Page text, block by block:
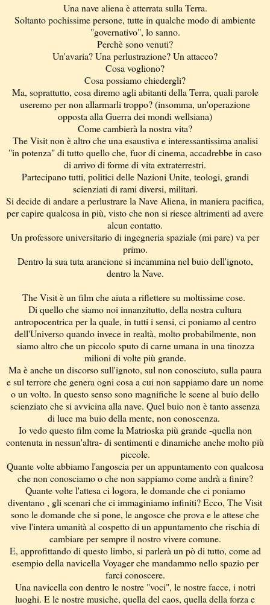
Una nave aliena è atterrata sulla Terra.
Soltanto pochissime persone, tutte in qualche modo di ambiente
"governativo", lo sanno.
Perchè sono venuti?
Un'avaria? Una perlustrazione? Un attacco?
Cosa vogliono?
Cosa possiamo chiedergli?
Ma, soprattutto, cosa diremo agli abitanti della Terra, quali parole
useremo per non allarmarli troppo? (insomma, un'operazione
opposta alla Guerra dei mondi wellsiana)
Come cambierà la nostra vita?
The Visit non è altro che una esaustiva e interessantissima analisi
"in potenza" di tutto quello che, fuor di cinema, accadrebbe in caso
di arrivo di forme di vita extraterrestri.
Partecipano tutti, politici delle Nazioni Unite, teologi, grandi
scienziati di rami diversi, militari.
Si decide di andare a perlustrare la Nave Aliena, in maniera pacifica,
per capire qualcosa in più, visto che non si riesce altrimenti ad avere
alcun contatto.
Un professore universitario di ingegneria spaziale (mi pare) va per
primo.
Dentro la sua tuta arancione si incammina nel buio dell'ignoto,
dentro la Nave.
The Visit è un film che aiuta a riflettere su moltissime cose.
Di quello che siamo noi innanzitutto, della nostra cultura
antropocentrica per la quale, in tutti i sensi, ci poniamo al centro
dell'Universo quando invece in realtà, molto probabilmente, non
siamo altro che un piccolo sputo di carne umana in una tinozza
milioni di volte più grande.
Ma è anche un discorso sull'ignoto, sul non conosciuto, sulla paura
e sul terrore che genera ogni cosa a cui non sappiamo dare un nome
o un volto. In questo senso sono magnifiche le scene al buio dello
scienziato che si avvicina alla nave. Quel buio non è tanto assenza
di luce ma buio della mente, non conoscenza.
Io vedo questo film come la Matrioska più grande -quella non
contenuta in nessun'altra- di sentimenti e dinamiche anche molto più
piccole.
Quante volte abbiamo l'angoscia per un appuntamento con qualcosa
che non conosciamo o che non sappiamo come andrà a finire?
Quante volte l'attesa ci logora, le domande che ci poniamo
diventano , gli scenari che ci immaginiamo infiniti? Ecco, The Visit
sono le domande che si pone, le angosce che prova e le attese che
vive l'intera umanità al cospetto di un appuntamento che rischia di
cambiare per sempre il nostro vivere comune.
E, approfittando di questo limbo, si parlerà un pò di tutto, come ad
esempio della navicella Voyager che mandammo nello spazio per
farci conoscere.
Una navicella con dentro le nostre "voci", le nostre facce, i notri
luoghi. E le nostre musiche, quella del caos, quella della forza e